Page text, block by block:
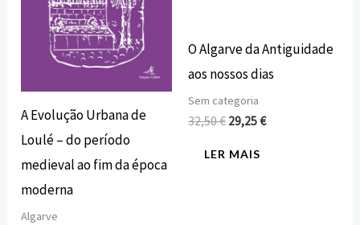
A Evolução Urbana de
Loulé – do período
medieval ao fim da época
moderna
Algarve
O Algarve da Antiguidade
aos nossos dias
Sem categoria
32,50€ 29,25€
LER MAIS